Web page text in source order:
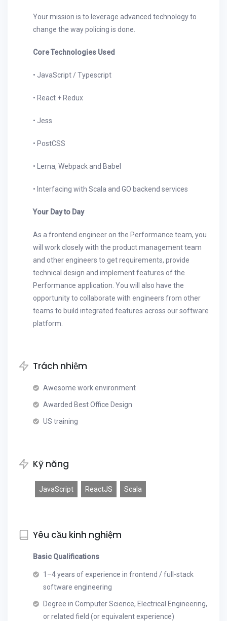
Your mission is to leverage advanced technology to
change the way policing is done.
Core Technologies Used
• JavaScript / Typescript
• React + Redux
• Jess
• PostCSS
• Lerna, Webpack and Babel
• Interfacing with Scala and GO backend services
Your Day to Day
As a frontend engineer on the Performance team, you
will work closely with the product management team
and other engineers to get requirements, provide
technical design and implement features of the
Performance application. You will also have the
opportunity to collaborate with engineers from other
teams to build integrated features across our software
platform.
Trách nhiệm
Awesome work environment
Awarded Best Office Design
US training
Kỹ năng
JavaScript ReactJS Scala
Yêu cầu kinh nghiệm
Basic Qualifications
1–4 years of experience in frontend / full-stack
software engineering
Degree in Computer Science, Electrical Engineering,
or related field (or equivalent experience)